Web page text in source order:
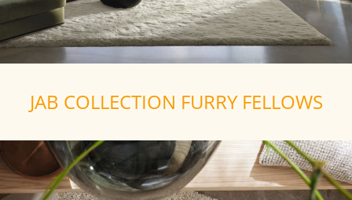
JAB COLLECTION FURRY FELLOWS